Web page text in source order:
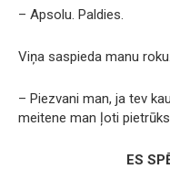
– Apsolu. Paldies.
Viņa saspieda manu roku.
– Piezvani man, ja tev
meitene man ļoti
ES